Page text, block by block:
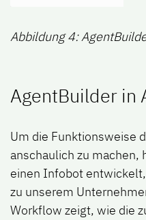
Abbildung 4:
AgentBuilder in
Um die Funktionsweise
anschaulich zu machen,
einen Infobot
zu unserem
Workflow zeigt, wie die